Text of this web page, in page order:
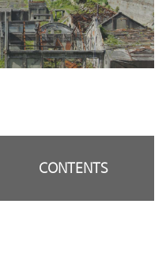
CONTENTS